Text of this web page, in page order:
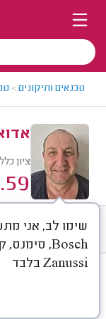
טכנאים ותיקונים>
ציון
שימו לב, אני
Zanussi בלבד
חוות